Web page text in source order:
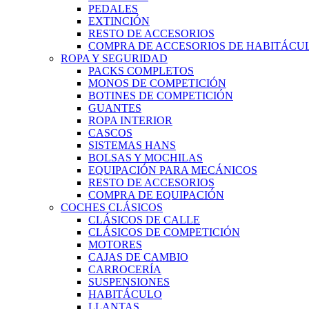
PEDALES
EXTINCIÓN
RESTO DE ACCESORIOS
COMPRA DE ACCESORIOS DE
ROPA Y SEGURIDAD
PACKS COMPLETOS
MONOS DE COMPETICIÓN
BOTINES DE COMPETICIÓN
GUANTES
ROPA INTERIOR
CASCOS
SISTEMAS HANS
BOLSAS Y MOCHILAS
EQUIPACIÓN PARA MECÁNICOS
RESTO DE ACCESORIOS
COMPRA DE EQUIPACIÓN
COCHES CLÁSICOS
CLÁSICOS DE CALLE
CLÁSICOS DE COMPETICIÓN
MOTORES
CAJAS DE CAMBIO
CARROCERÍA
SUSPENSIONES
HABITÁCULO
LLANTAS